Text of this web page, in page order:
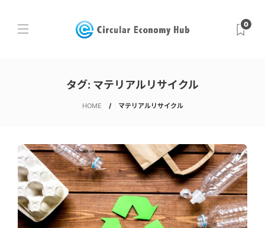
0
タグ: マテリアルリサイクル
HOME マテリアルリサイクル